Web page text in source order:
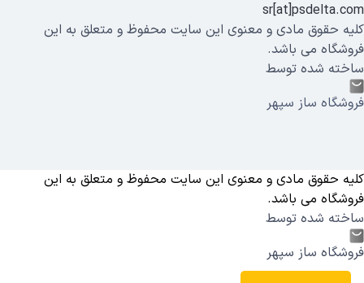
sr[at]psdelta.com
کلیه حقوق مادی و معنوی این سایت محفوظ و متعلق به این
فروشگاه می باشد.
ساخته شده توسط
فروشگاه ساز سپهر
کلیه حقوق مادی و معنوی این سایت محفوظ و متعلق به این
فروشگاه می باشد.
ساخته شده توسط
فروشگاه ساز سپهر